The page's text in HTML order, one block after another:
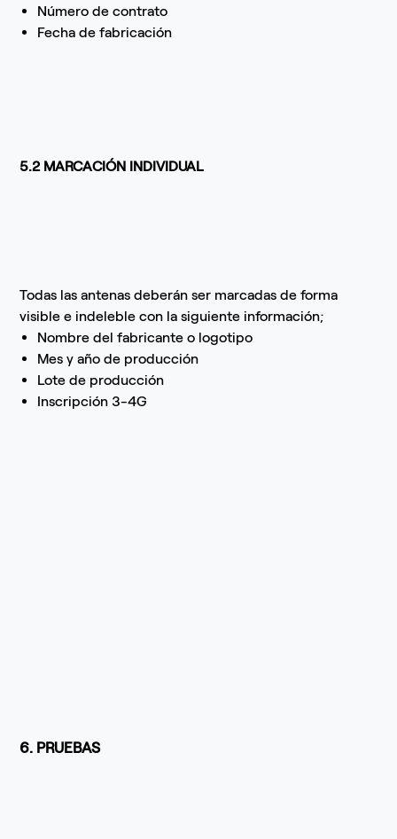
Número de contrato
Fecha de fabricación
5.2 MARCACIÓN INDIVIDUAL
Todas las antenas deberán ser marcadas de forma
visible e indeleble con la siguiente información;
Nombre del fabricante o logotipo
Mes y año de producción
Lote de producción
Inscripción 3-4G
6. PRUEBAS